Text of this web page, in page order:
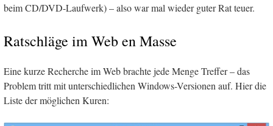
beim CD/DVD-Laufwerk) – also war mal wieder guter Rat teuer.
Ratschläge im Web en Masse
Eine kurze Recherche im Web brachte jede Menge Treffer – das
Problem tritt mit unterschiedlichen Windows-Versionen auf. Hier die
Liste der möglichen Kuren: